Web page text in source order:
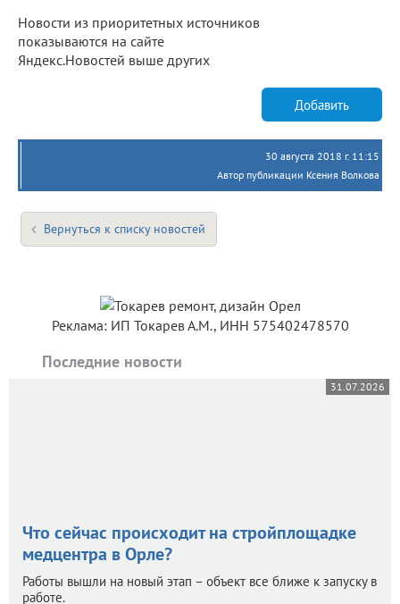
Новости из приоритетных источников
показываются на сайте
Яндекс.Новостей выше других
Добавить
30 августа 2018 г. 11:15
Автор публикации Ксения Волкова
Вернуться к списку новостей
Реклама: ИП Токарев А.М., ИНН 575402478570
Последние новости
31.07.2026
Что сейчас происходит на стройплощадке
медцентра в Орле?
Работы вышли на новый этап – объект все ближе к запуску в
работе.